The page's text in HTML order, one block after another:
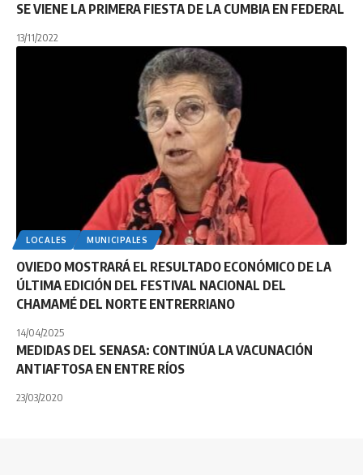
SE VIENE LA PRIMERA FIESTA DE LA CUMBIA EN FEDERAL
13/11/2022
LOCALES MUNICIPALES
OVIEDO MOSTRARÁ EL RESULTADO ECONÓMICO DE LA
ÚLTIMA EDICIÓN DEL FESTIVAL NACIONAL DEL
CHAMAMÉ DEL NORTE ENTRERRIANO
14/04/2025
MEDIDAS DEL SENASA: CONTINÚA LA VACUNACIÓN
ANTIAFTOSA EN ENTRE RÍOS
23/03/2020